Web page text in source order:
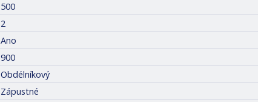
500
2
Ano
900
Obdélníkový
Zápustné